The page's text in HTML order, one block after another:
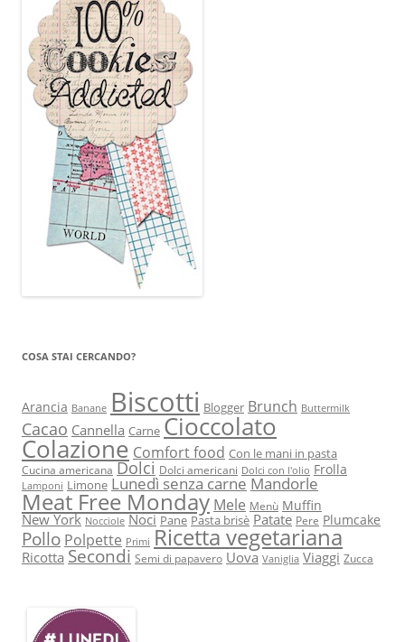
COSA STAI CERCANDO?
Arancia Banane Biscotti Blogger Brunch Buttermilk
Cacao Cannella Carne Cioccolato
Colazione Comfort food Con le mani in pasta
Cucina americana Dolci Dolci americani Dolci con l'olio Frolla
Lamponi Limone Lunedì senza carne Mandorle
Meat Free Monday Mele Menù Muffin
New York Nocciole Noci Pane Pasta brisè Patate Pere Plumcake
Pollo Polpette Primi Ricetta vegetariana
Ricotta Secondi Semi di papavero Uova Vaniglia Viaggi Zucca